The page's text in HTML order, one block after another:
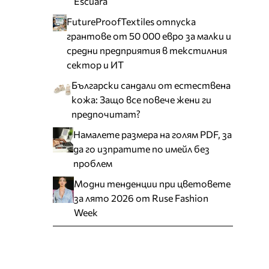
FutureProofTextiles отпуска
грантове от 50 000 евро за малки и
средни предприятия в текстилния
сектор и ИТ
Български сандали от естествена
кожа: Защо все повече жени ги
предпочитат?
Намалете размера на голям PDF, за
да го изпратите по имейл без
проблем
Модни тенденции при цветовете
за лято 2026 от Ruse Fashion
Week